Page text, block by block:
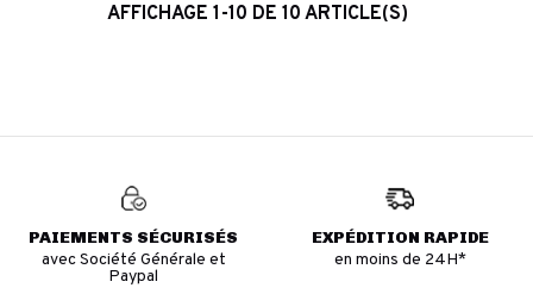
AFFICHAGE 1-10 DE 10 ARTICLE(S)
PAIEMENTS SÉCURISÉS
avec Société Générale et
Paypal
EXPÉDITION RAPIDE
en moins de 24H*